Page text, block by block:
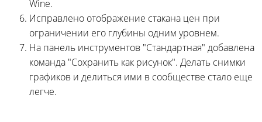
Wine.
Исправлено отображение стакана цен при
ограничении его глубины одним уровнем.
На панель инструментов "Стандартная" добавлена
команда "Сохранить как рисунок". Делать снимки
графиков и делиться ими в сообществе стало еще
легче.